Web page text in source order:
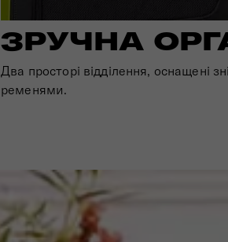
ЗРУЧНА
Два просторі відділення,
ременями.